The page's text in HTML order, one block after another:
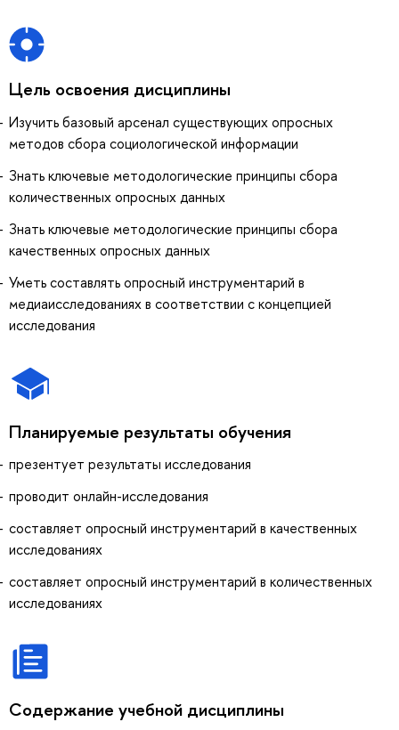
Цель освоения дисциплины
Изучить базовый арсенал существующих опросных
методов сбора социологической информации
Знать ключевые методологические принципы сбора
количественных опросных данных
Знать ключевые методологические принципы сбора
качественных опросных данных
Уметь составлять опросный инструментарий в
медиаисследованиях в соответствии с концепцией
исследования
Планируемые результаты обучения
презентует результаты исследования
проводит онлайн-исследования
составляет опросный инструментарий в качественных
исследованиях
составляет опросный инструментарий в количественных
исследованиях
Содержание учебной дисциплины